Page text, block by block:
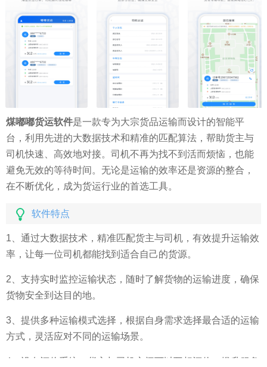
煤嘟嘟货运软件是一款专为大宗货品运输而设计的智能平
台，利用先进的大数据技术和精准的匹配算法，帮助货主与
司机快速、高效地对接。司机不再为找不到活而烦恼，也能
避免无效的等待时间。无论是运输的效率还是资源的整合，
在不断优化，成为货运行业的首选工具。
软件特点
1、通过大数据技术，精准匹配货主与司机，有效提升运输效
率，让每一位司机都能找到适合自己的货源。
2、支持实时监控运输状态，随时了解货物的运输进度，确保
货物安全到达目的地。
3、提供多种运输模式选择，根据自身需求选择最合适的运输
方式，灵活应对不同的运输场景。
4、设有评价系统，货主与司机之间可以互相评价，提升服务